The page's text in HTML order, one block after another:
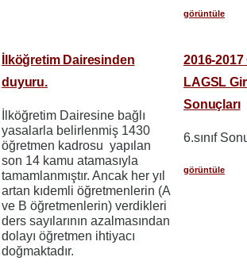
görüntüle
İlköğretim Dairesinden
duyuru.
İlköğretim Dairesine bağlı
yasalarla belirlenmiş 1430
öğretmen kadrosu yapılan
son 14 kamu atamasıyla
tamamlanmıştır. Ancak her yıl
artan kıdemli öğretmenlerin (A
ve B öğretmenlerin) verdikleri
ders sayılarının azalmasından
dolayı öğretmen ihtiyacı
doğmaktadır.
2016-2017
LAGSL
Sonuçları
6.sınıf
görüntüle